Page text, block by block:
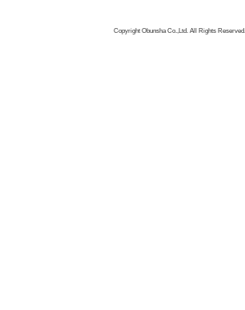
Copyright Obunsha Co.,Ltd. All Rights Reserved.